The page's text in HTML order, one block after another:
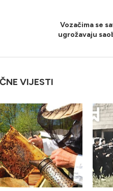
Vozačima se
ugrožavaju
VIJESTI